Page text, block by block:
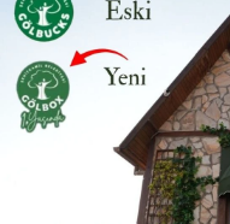
Magazin
Müzik
Piyasa
Resmi İlanlar